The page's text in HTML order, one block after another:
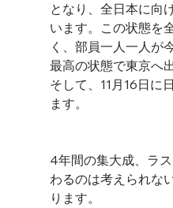
となり、全日本に向
います。この状態を
く、部員一人一人が
最高の状態で東京へ
そして、11月16日に
ます。
4年間の集大成、ラ
わるのは考えられな
ります。